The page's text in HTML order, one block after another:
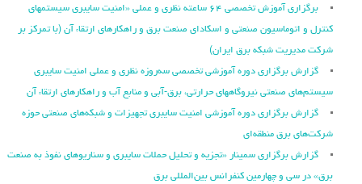
برگزاری آموزش تخصصی ۶۴ ساعته نظری و عملی «امنیت سایبری سیستمهای
کنترل و اتوماسیون صنعتی و اسکادای صنعت برق و راهکارهای ارتقاء آن (با تمرکز بر
شرکت مدیریت شبکه برق ایران)
گزارش برگزاری دوره آموزشی تخصصی سه‌روزه نظری و عملی امنیت سایبری
سیستم‌های صنعتی نیروگاه‏های حرارتی، برق‏-آبی و منابع آب و راهکارهای ارتقاء آن
گزارش برگزاری دوره آموزشی امنیت سایبری تجهیزات و شبکه‌های صنعتی حوزه
شرکت‌های برق منطقه‌ای
گزارش برگزاری سمینار «تجزیه ‌و تحلیل حملات سایبری و سناریو‌های نفوذ به صنعت
برق» در سی و چهارمین کنفرانس بین‌المللی برق